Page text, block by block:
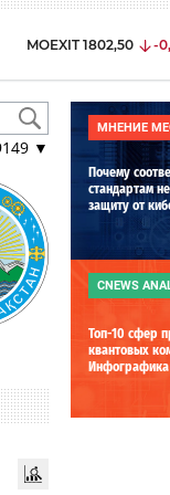
MOEXIT 1802,50 -
▼
МНЕНИЕ
Почему
стандартам
защиту от
CNEWS
Топ-10 сфер
квантовых
Инфографика